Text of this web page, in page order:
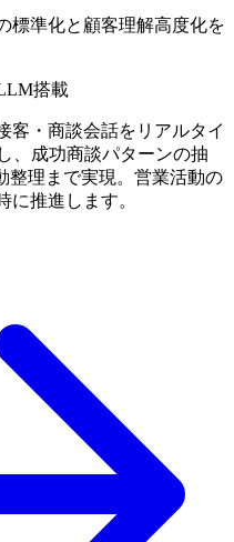
標準化と顧客理解高度化を
搭載
客・商談会話をリアルタイ
、成功商談パターンの抽
整理まで実現。営業活動の
に推進します。